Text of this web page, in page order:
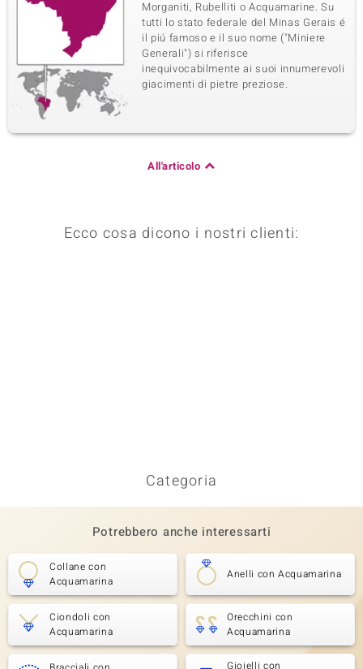
Morganiti, Rubelliti o Acquamarine. Su
tutti lo stato federale del Minas Gerais é
il piú famoso e il suo nome ("Miniere
Generali") si riferisce
inequivocabilmente ai suoi innumerevoli
giacimenti di pietre preziose.
All'articolo
Ecco cosa dicono i nostri clienti:
Categoria
Potrebbero anche interessarti
Collane con
Acquamarina
Anelli con Acquamarina
Ciondoli con
Acquamarina
Orecchini con
Acquamarina
Gioielli con